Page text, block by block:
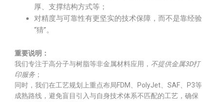
厚、支撑结构方式等；
对精度与可靠性有更坚实的技术保障，而不是靠经验
“猜”。
重要说明：
我们专注于高分子与树脂等非金属材料应用， 不提供金属3D打
印服务 ；
同时，我们在工艺规划上重点布局FDM、PolyJet、SAF、P3等
成熟路线，避免盲目引入与自身技术体系不匹配的工艺，确保